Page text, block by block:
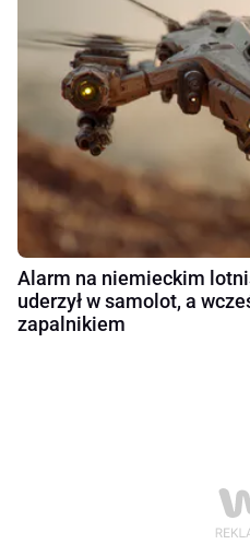
Alarm na niemieckim
uderzył w samolot, a
zapalnikiem